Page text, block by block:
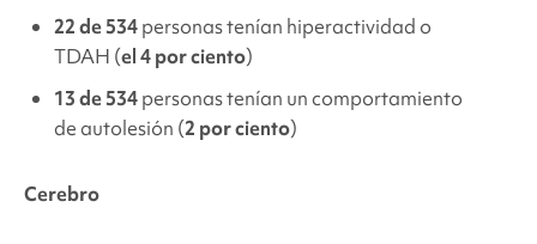
22 de 534personas tenían hiperactividad o
TDAH (el 4 por ciento)
13 de 534personas tenían un comportamiento
de autolesión (2 por ciento)
Cerebro